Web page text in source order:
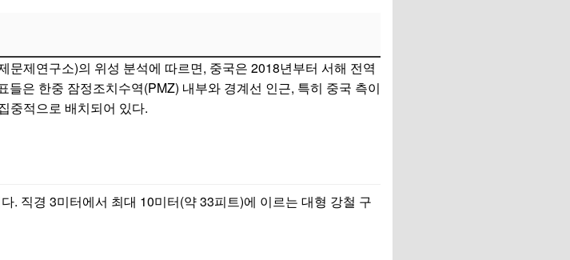
제연구소)의 위성 분석에 따르면, 중국은 2018년부터 서해 전역
들은 한중 잠정조치수역(PMZ) 내부와 경계선 인근, 특히 중국 측이
중적으로 배치되어 있다.
. 직경 3미터에서 최대 10미터(약 33피트)에 이르는 대형 강철 구